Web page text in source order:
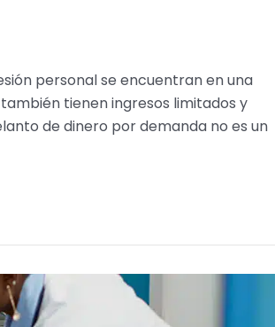
personal se encuentran en una
tienen ingresos limitados y
de dinero por demanda no es un